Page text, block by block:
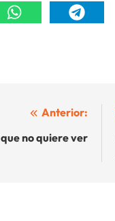
Anterior:
no quiere ver